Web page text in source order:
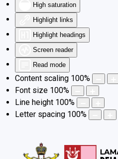
High saturation
Highlight links
Highlight headings
Screen reader
Read mode
Content scaling 100%
Font size 100%
Line height 100%
Letter spacing 100%